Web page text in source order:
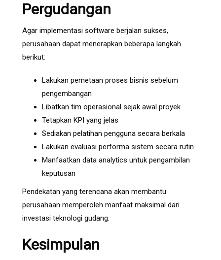
Pergudangan
Agar implementasi software berjalan sukses,
perusahaan dapat menerapkan beberapa langkah
berikut:
Lakukan pemetaan proses bisnis sebelum
pengembangan
Libatkan tim operasional sejak awal proyek
Tetapkan KPI yang jelas
Sediakan pelatihan pengguna secara berkala
Lakukan evaluasi performa sistem secara rutin
Manfaatkan data analytics untuk pengambilan
keputusan
Pendekatan yang terencana akan membantu
perusahaan memperoleh manfaat maksimal dari
investasi teknologi gudang.
Kesimpulan